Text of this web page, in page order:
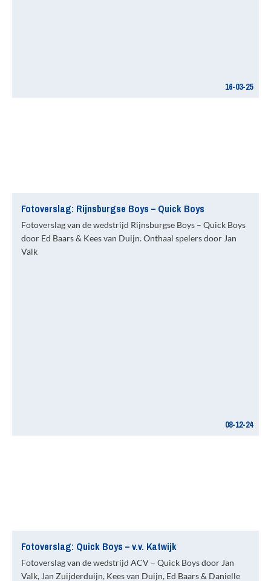
16-03-25
Fotoverslag: Rijnsburgse Boys – Quick Boys
Fotoverslag van de wedstrijd Rijnsburgse Boys – Quick Boys
door Ed Baars & Kees van Duijn. Onthaal spelers door Jan
Valk
08-12-24
Fotoverslag: Quick Boys – v.v. Katwijk
Fotoverslag van de wedstrijd ACV – Quick Boys door Jan
Valk, Jan Zuijderduijn, Kees van Duijn, Ed Baars & Danielle